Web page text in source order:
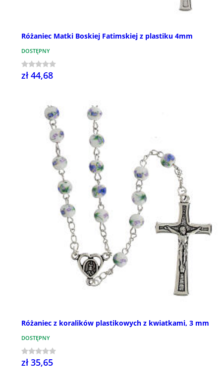
Różaniec Matki Boskiej Fatimskiej z plastiku 4mm
DOSTĘPNY
zł 44,68
Różaniec z koralików plastikowych z kwiatkami, 3 mm
DOSTĘPNY
zł 35,65